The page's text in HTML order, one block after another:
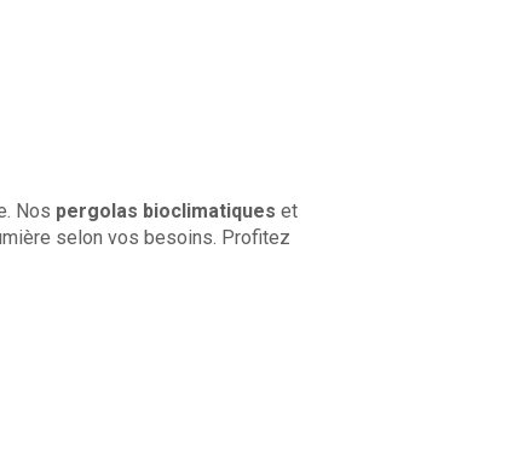
Nos pergolas bioclimatiques et
selon vos besoins. Profitez